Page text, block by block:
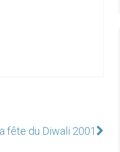
fête du Diwali 2001